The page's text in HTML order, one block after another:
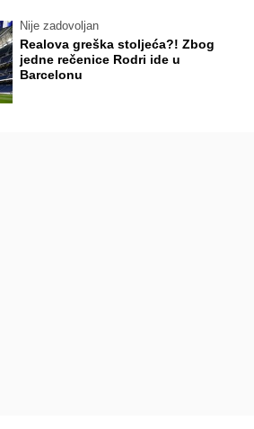
Nije zadovoljan
Realova greška stoljeća?! Zbog
jedne rečenice Rodri ide u
Barcelonu